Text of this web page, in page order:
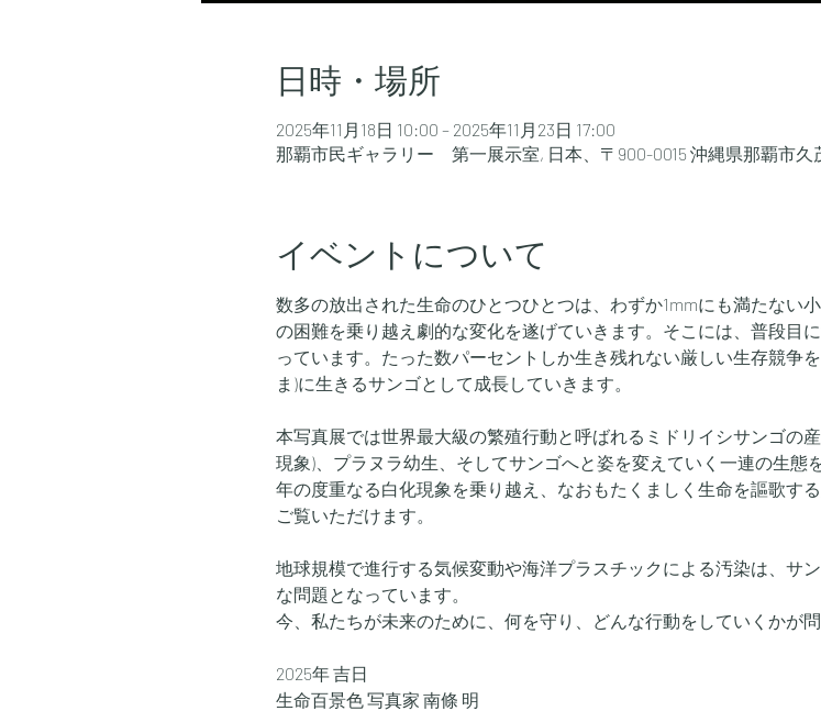
日時・場所
2025年11月18日 10:00 – 2025年11月23日 17:00
那覇市民ギャラリー 第一展示室, 日本、〒900-0015 沖縄県那覇市久
イベントについて
数多の放出された生命のひとつひとつは、わずか1mmにも満たない
の困難を乗り越え劇的な変化を遂げていきます。そこには、普段目
っています。たった数パーセントしか生き残れない厳しい生存競争
ま)に生きるサンゴとして成長していきます。
本写真展では世界最大級の繁殖行動と呼ばれるミドリイシサンゴの
現象)、プラヌラ幼生、そしてサンゴへと姿を変えていく一連の生態
年の度重なる白化現象を乗り越え、なおもたくましく生命を謳歌す
ご覧いただけます。
地球規模で進行する気候変動や海洋プラスチックによる汚染は、サ
な問題となっています。
今、私たちが未来のために、何を守り、どんな行動をしていくかが
2025年 吉日
生命百景色 写真家 南條 明